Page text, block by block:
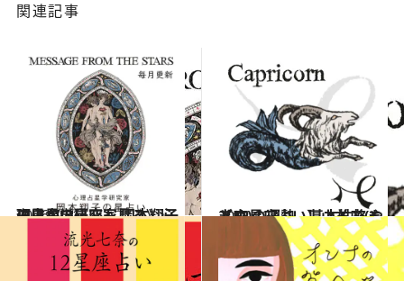
関連記事
2026.7.31
《ほかの星座も見る》心理占星学研究家 岡本翔子の星占い
占い 2021.12.1
【12星座占い】山羊座(やぎ座)の運勢、基本性格まとめ
占い